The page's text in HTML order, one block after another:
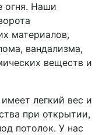
огня. Наши
материалов,
вандализма,
веществ и
легкий вес и
при открытии,
потолок. У нас